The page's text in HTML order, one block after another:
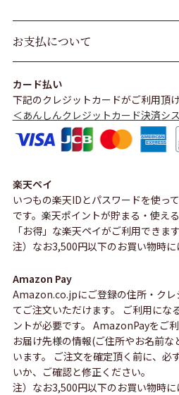
お支払について
カード払い
下記のクレジットカードがご利用頂け
＜あんしんクレジットカード決済シ
楽天ペイ
いつもの楽天IDとパスワードを使っ
です。楽天ポイントが貯まる・使え
「お得」な楽天ペイがご利用できます
注）なお3,500円以下のお買い物時に
Amazon Pay
Amazon.co.jpにご登録の住所・クレ
てご注文いただけます。 ご利用に
ントが必要です。 AmazonPayをご
お届け先様の情報(ご住所やお名前
います。 ご注文を確定頂く前に、必
いか、ご確認と修正ください。
注）なお3,500円以下のお買い物時に